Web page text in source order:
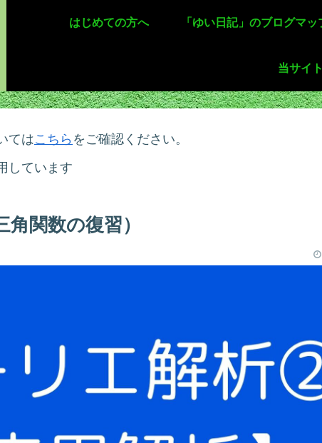
はじめての方へ 「ゆい日記」のブログマッ
当サイ
てはこちら をご確認ください。
しています
関数の復習）